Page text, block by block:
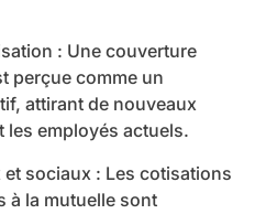
: Une couverture
perçue comme un
attirant de nouveaux
les employés actuels.
sociaux : Les cotisations
à la mutuelle sont